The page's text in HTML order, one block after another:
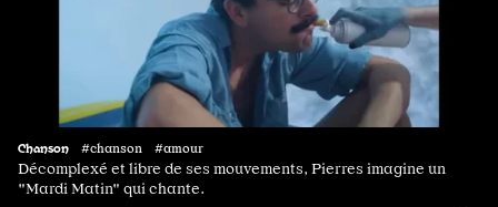
Chanson #chanson #amour
Décomplexé et libre de ses mouvements, Pierres imagine un
"Mardi Matin" qui chante.